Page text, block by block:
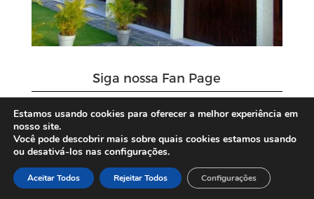
Siga nossa Fan Page
Estamos usando cookies para oferecer a melhor experiência em
nosso site.
Você pode descobrir mais sobre quais cookies estamos usando
ou desativá-los nas configurações.
Aceitar Todos Rejeitar Todos Configurações